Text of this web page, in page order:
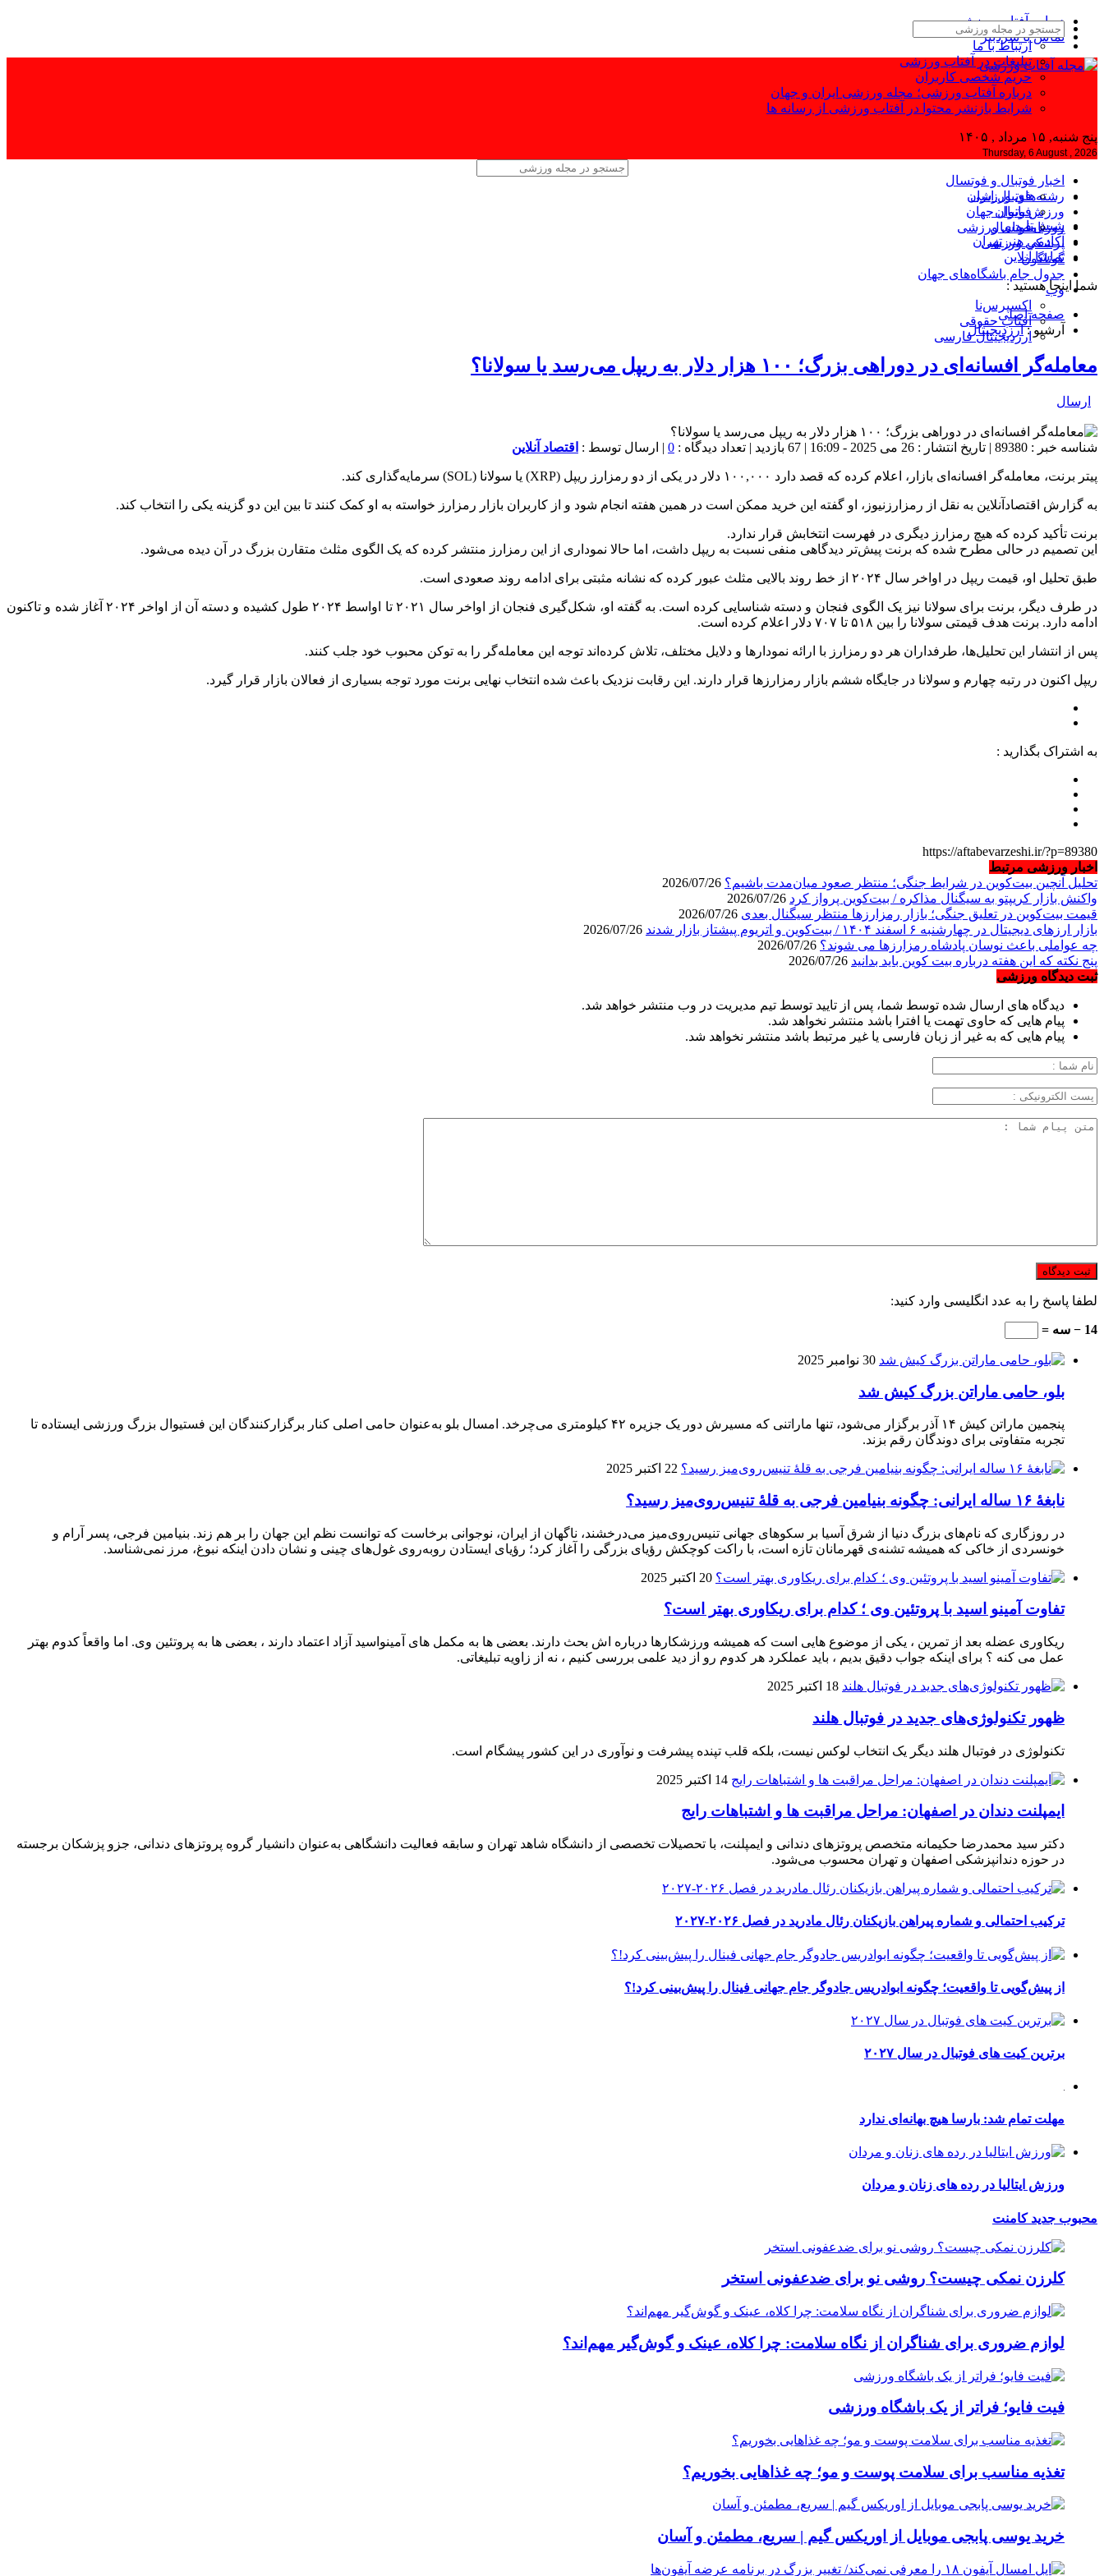
درباره آفتاب ورزشی
تماس با سردبیر
ارتباط با ما
تبلیغات در آفتاب ورزشی
حریم شخصی کاربران
درباره آفتاب ورزشی؛ مجله ورزشی ایران و جهان
شرایط بازنشر محتوا در آفتاب ورزشی از رسانه ها
پنج شنبه, ۱۵ مرداد , ۱۴۰۵
Thursday, 6 August , 2026
اخبار فوتبال و فوتسال
فوتبال ایران
فوتبال جهان
فوتسال
رشته‌های ورزشی
ورزش بانوان
روزنامه‌های ورزشی
پزشکی ورزشی
گوناگون
جدول جام باشگاه‌های جهان
وب
اکسپرس‌نا
آفتاب حقوقی
ارزدیجیتال فارسی
شیش‌تا
آکادمی هنر تهران
تماشا آنلاین
شما اینجا هستید :
صفحه اصلی
آرشیو :ارزدیجیتال
معامله‌گر افسانه‌ای در دوراهی بزرگ؛ ۱۰۰ هزار دلار به ریپل می‌رسد یا سولانا؟
ارسال
شناسه خبر : 89380 | تاریخ انتشار : 26 می 2025 - 16:09 | 67 بازدید | تعداد دیدگاه : 0 | ارسال توسط : اقتصاد آنلاین
پیتر برنت، معامله‌گر افسانه‌ای بازار، اعلام کرده که قصد دارد ۱۰۰,۰۰۰ دلار در یکی از دو رمزارز ریپل (XRP) یا سولانا (SOL) سرمایه‌گذاری کند.
به گزارش اقتصادآنلاین به نقل از رمزارزنیوز، او گفته این خرید ممکن است در همین هفته انجام شود و از کاربران بازار رمزارز خواسته به او کمک کنند تا بین این دو گزینه یکی را انتخاب کند.
برنت تأکید کرده که هیچ رمزارز دیگری در فهرست انتخابش قرار ندارد.
این تصمیم در حالی مطرح شده که برنت پیش‌تر دیدگاهی منفی نسبت به ریپل داشت، اما حالا نموداری از این رمزارز منتشر کرده که یک الگوی مثلث متقارن بزرگ در آن دیده می‌شود.
طبق تحلیل او، قیمت ریپل در اواخر سال ۲۰۲۴ از خط روند بالایی مثلث عبور کرده که نشانه مثبتی برای ادامه روند صعودی است.
در طرف دیگر، برنت برای سولانا نیز یک الگوی فنجان و دسته شناسایی کرده است. به گفته او، شکل‌گیری فنجان از اواخر سال ۲۰۲۱ تا اواسط ۲۰۲۴ طول کشیده و دسته آن از اواخر ۲۰۲۴ آغاز شده و تاکنون
ادامه دارد. برنت هدف قیمتی سولانا را بین ۵۱۸ تا ۷۰۷ دلار اعلام کرده است.
پس از انتشار این تحلیل‌ها، طرفداران هر دو رمزارز با ارائه نمودارها و دلایل مختلف، تلاش کرده‌اند توجه این معامله‌گر را به توکن محبوب خود جلب کنند.
ریپل اکنون در رتبه چهارم و سولانا در جایگاه ششم بازار رمزارزها قرار دارند. این رقابت نزدیک باعث شده انتخاب نهایی برنت مورد توجه بسیاری از فعالان بازار قرار گیرد.
به اشتراک بگذارید :
https://aftabevarzeshi.ir/?p=89380
اخبار ورزشی مرتبط
تحلیل آنچین بیت‌کوین در شرایط جنگی؛ منتظر صعود میان‌مدت باشیم؟
واکنش بازار کریپتو به سیگنال مذاکره / بیت‌کوین پرواز کرد
قیمت بیت‌کوین در تعلیق جنگی؛ بازار رمزارزها منتظر سیگنال بعدی
بازار ارزهای دیجیتال در چهارشنبه ۶ اسفند ۱۴۰۴ / بیت‌کوین و اتریوم پیشتاز بازار شدند
چه عواملی باعث نوسان پادشاه رمزارزها می شوند؟
پنج نکته که این هفته درباره بیت ‌کوین باید بدانید
ثبت دیدگاه ورزشی
دیدگاه های ارسال شده توسط شما، پس از تایید توسط تیم مدیریت در وب منتشر خواهد شد.
پیام هایی که حاوی تهمت یا افترا باشد منتشر نخواهد شد.
پیام هایی که به غیر از زبان فارسی یا غیر مرتبط باشد منتشر نخواهد شد.
لطفا پاسخ را به عدد انگلیسی وارد کنید:
14 − سه =
30 نوامبر 2025
بلو، حامی ماراتن بزرگ کیش شد
پنجمین ماراتن کیش ۱۴ آذر برگزار می‌شود، تنها ماراتنی که مسیرش دور یک جزیره ۴۲ کیلومتری می‌چرخد. امسال بلو به‌عنوان حامی اصلی کنار برگزارکنندگان این فستیوال بزرگ ورزشی ایستاده تا
تجربه متفاوتی برای دوندگان رقم بزند.
22 اکتبر 2025
نابغهٔ ۱۶ ساله ایرانی: چگونه بنیامین فرجی به قلهٔ تنیس‌روی‌میز رسید؟
در روزگاری که نام‌های بزرگ دنیا از شرق آسیا بر سکوهای جهانی تنیس‌روی‌میز می‌درخشند، ناگهان از ایران، نوجوانی برخاست که توانست نظم این جهان را بر هم زند. بنیامین فرجی، پسر آرام و
خونسردی از خاکی که همیشه تشنه‌ی قهرمانان تازه است، با راکت کوچکش رؤیای بزرگی را آغاز کرد؛ رؤیای ایستادن روبه‌روی غول‌های چینی و نشان دادن اینکه نبوغ، مرز نمی‌شناسد.
20 اکتبر 2025
تفاوت آمینو اسید با پروتئین وی ؛ کدام برای ریکاوری بهتر است؟
ریکاوری عضله بعد از تمرین ، یکی از موضوع‌ هایی‌ است که همیشه ورزشکارها درباره‌ اش بحث دارند. بعضی‌ ها به مکمل‌ های آمینواسید آزاد اعتماد دارند ، بعضی‌ ها به پروتئین وی. اما واقعاً کدوم بهتر
عمل می‌ کنه ؟ برای اینکه جواب دقیق بدیم ، باید عملکرد هر کدوم رو از دید علمی بررسی کنیم ، نه از زاویه تبلیغاتی.
18 اکتبر 2025
ظهور تکنولوژی‌های جدید در فوتبال هلند
تکنولوژی در فوتبال هلند دیگر یک انتخاب لوکس نیست، بلکه قلب تپنده پیشرفت و نوآوری در این کشور پیشگام است.
14 اکتبر 2025
ایمپلنت دندان در اصفهان: مراحل مراقبت ها و اشتباهات رایج
دکتر سید محمدرضا حکیمانه متخصص پروتزهای دندانی و ایمپلنت، با تحصیلات تخصصی از دانشگاه شاهد تهران و سابقه فعالیت دانشگاهی به‌عنوان دانشیار گروه پروتزهای دندانی، جزو پزشکان برجسته
در حوزه دندانپزشکی اصفهان و تهران محسوب می‌شود.
ترکیب احتمالی و شماره پیراهن بازیکنان رئال مادرید در فصل ۲۰۲۶-۲۰۲۷
از پیش‌گویی تا واقعیت؛ چگونه ابوادریس جادوگر جام جهانی فینال را پیش‌بینی کرد!؟
برترین کیت های فوتبال در سال ۲۰۲۷
مهلت تمام شد: بارسا هیچ بهانه‌‌ای ندارد
ورزش ایتالیا در رده های زنان و مردان
محبوب جدیدکامنت
کلرزن نمکی چیست؟ روشی نو برای ضدعفونی استخر
لوازم ضروری برای شناگران از نگاه سلامت: چرا کلاه، عینک و گوش‌گیر مهم‌اند؟
فیت ‌فایو؛ فراتر از یک باشگاه ورزشی
تغذیه مناسب برای سلامت پوست و مو؛ چه غذاهایی بخوریم؟
خرید یوسی پابجی موبایل از اوریکس گیم | سریع، مطمئن و آسان